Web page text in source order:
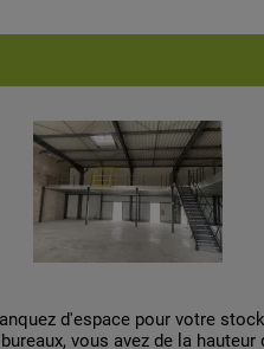
d'espace pour votre
vous avez de la hauteur